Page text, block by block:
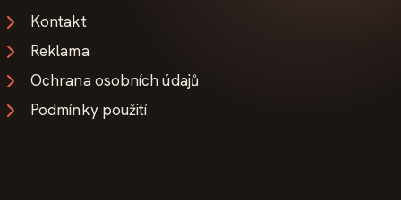
Kontakt
Reklama
Ochrana osobních údajů
Podmínky použití